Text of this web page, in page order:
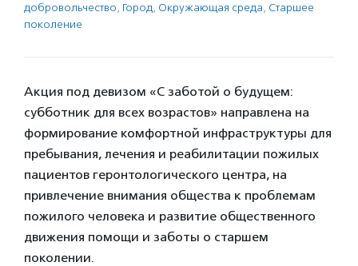
доброволь­чест­во, Город, Окружающая среда, Старшее
поколение
Акция под девизом «С заботой о будущем:
субботник для всех возрастов» направлена на
формирование комфортной инфраструктуры для
пребывания, лечения и реабилитации пожилых
пациентов геронтологического центра, на
привлечение внимания общества к проблемам
пожилого человека и развитие общественного
движения помощи и заботы о старшем
поколении.